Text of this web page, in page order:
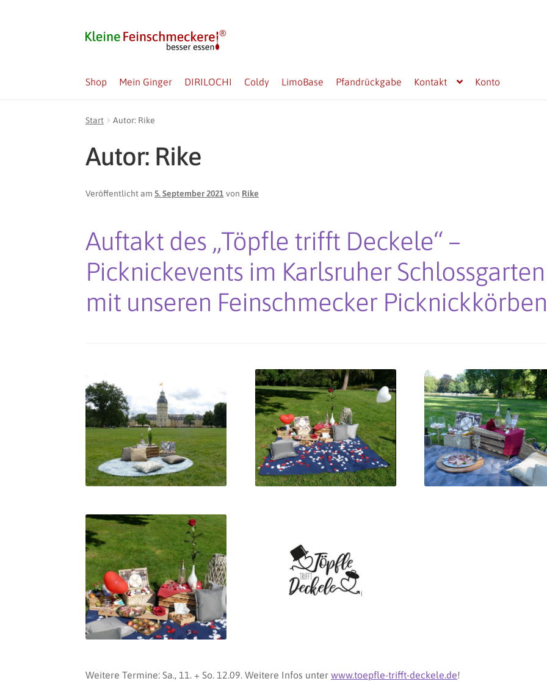
Zur
Zum
Shop
Mein Ginger DIRILOCHI Coldy LimoBase Pfandrückgabe Kontakt Konto
Start Autor: Rike
Autor: Rike
Veröffentlicht am 5. September 2021 von Rike
Auftakt des „Töpfle trifft Deckele“ –
Picknickevents im Karlsruher
mit unseren Feinschmecker
Weitere Termine: Sa., 11. + So. 12.09. Weitere Infos unterwww.toepfle-trifft-deckele.de!